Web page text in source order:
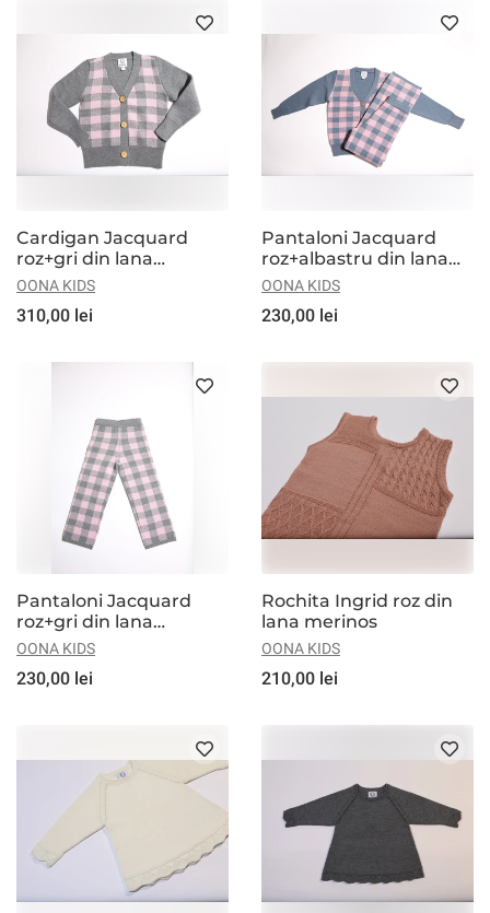
Cardigan Jacquard
roz+gri din lana
merinos
OONA KIDS
310,00 lei
Pantaloni Jacquard
roz+albastru din lana
merinos
OONA KIDS
230,00 lei
Pantaloni Jacquard
roz+gri din lana
merinos
OONA KIDS
230,00 lei
Rochita Ingrid roz din
lana merinos
OONA KIDS
210,00 lei